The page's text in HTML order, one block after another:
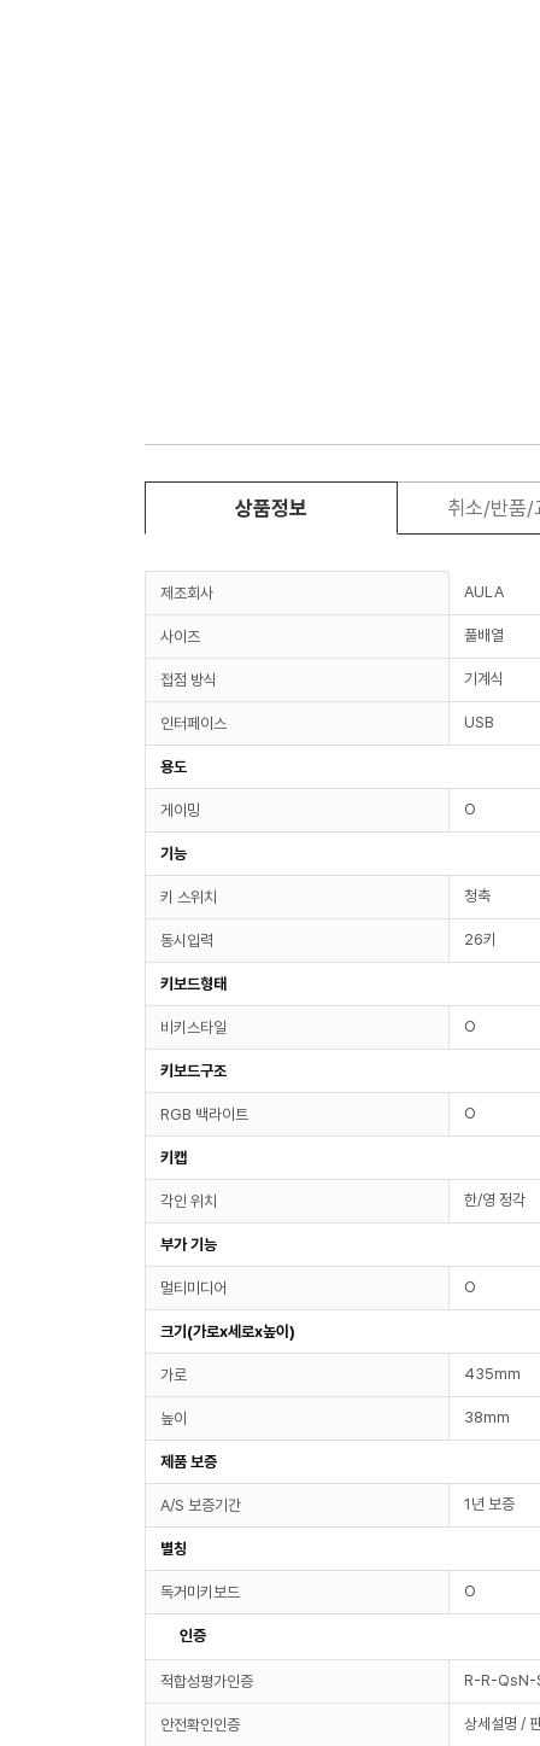
상품정보 취소/반품/
제조회사 AULA
사이즈 풀배열
접점 방식 기계식
인터페이스 USB
용도
게이밍 O
기능
키 스위치 청축
동시입력 26키
키보드형태
비키스타일 O
키보드구조
RGB 백라이트 O
키캡
각인 위치 한/영 정각
부가 기능
멀티미디어 O
크기(가로x세로x높이)
가로 435mm
높이 38mm
제품 보증
A/S 보증기간 1년 보증
별칭
독거미키보드 O
인증
적합성평가인증 R-R-
안전확인인증 상세설명 /